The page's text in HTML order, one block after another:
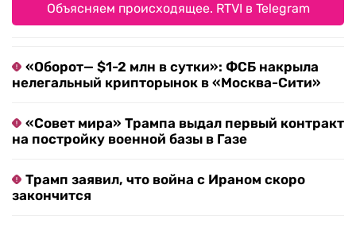
Объясняем происходящее. RTVI в Telegram
«Оборот— $1-2 млн в сутки»: ФСБ накрыла
нелегальный крипторынок в «Москва-Сити»
«Совет мира» Трампа выдал первый контракт
на постройку военной базы в Газе
Трамп заявил, что война с Ираном скоро
закончится